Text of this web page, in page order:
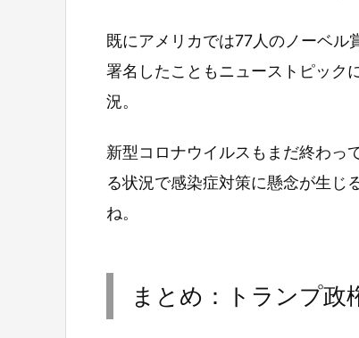
既にアメリカでは77人のノーベル
署名したこともニューストピック
況。
新型コロナウイルスもまだ終わっ
る状況で感染症対策に懸念が生じ
ね。
まとめ：トランプ政